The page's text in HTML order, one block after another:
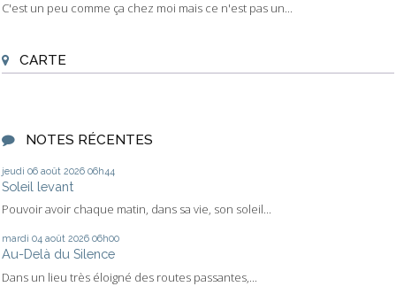
C'est un peu comme ça chez moi mais ce n'est pas un...
CARTE
NOTES RÉCENTES
jeudi 06 août 2026 06h44
Soleil levant
Pouvoir avoir chaque matin, dans sa vie, son soleil...
mardi 04 août 2026 06h00
Au-Delà du Silence
Dans un lieu très éloigné des routes passantes,...